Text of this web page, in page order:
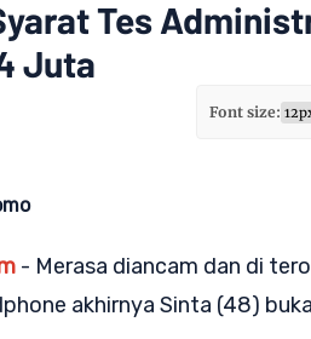
Tes
Juta
Font size:
- Merasa diancam dan di
akhirnya Sinta (48)